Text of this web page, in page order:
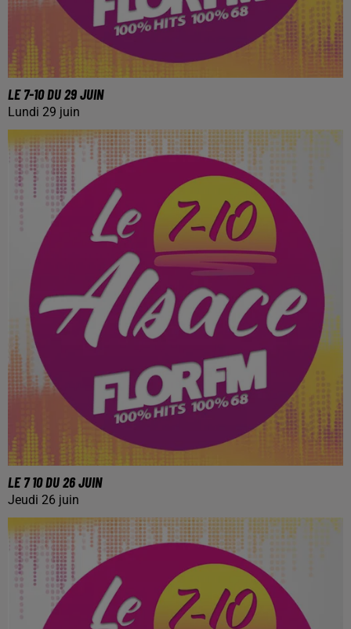
LE 7-10 DU 29 JUIN
Lundi 29 juin
LE 7 10 DU 26 JUIN
Jeudi 26 juin